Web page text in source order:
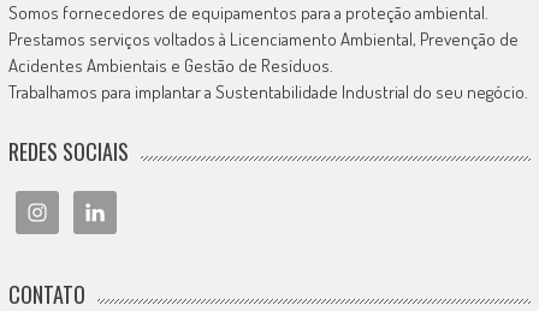
Somos fornecedores de equipamentos para a proteção ambiental.
Prestamos serviços voltados à Licenciamento Ambiental, Prevenção de
Acidentes Ambientais e Gestão de Resíduos.
Trabalhamos para implantar a Sustentabilidade Industrial do seu negócio.
REDES SOCIAIS
CONTATO